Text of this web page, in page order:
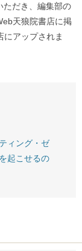
ただき、編集部の
天狼院書店に掲
にアップされま
ィング・ゼ
起こせるの